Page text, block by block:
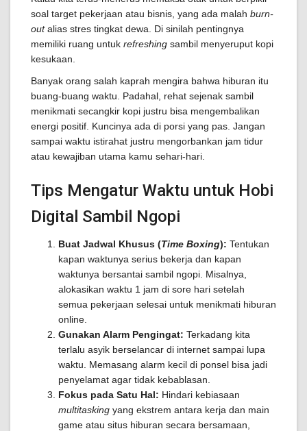
soal target pekerjaan atau bisnis, yang ada malah burn-
outalias stres tingkat dewa. Di sinilah pentingnya
memiliki ruang untuk refreshing sambil menyeruput kopi
kesukaan.
Banyak orang salah kaprah mengira bahwa hiburan itu
buang-buang waktu. Padahal, rehat sejenak sambil
menikmati secangkir kopi justru bisa mengembalikan
energi positif. Kuncinya ada di porsi yang pas. Jangan
sampai waktu istirahat justru mengorbankan jam tidur
atau kewajiban utama kamu sehari-hari.
Tips Mengatur Waktu untuk Hobi
Digital Sambil Ngopi
Buat Jadwal Khusus (Time Boxing): Tentukan
kapan waktunya serius bekerja dan kapan
waktunya bersantai sambil ngopi. Misalnya,
alokasikan waktu 1 jam di sore hari setelah
semua pekerjaan selesai untuk menikmati hiburan
online.
Gunakan Alarm Pengingat: Terkadang kita
terlalu asyik berselancar di internet sampai lupa
waktu. Memasang alarm kecil di ponsel bisa jadi
penyelamat agar tidak kebablasan.
Fokus pada Satu Hal: Hindari kebiasaan
multitasking yang ekstrem antara kerja dan main
game atau situs hiburan secara bersamaan,